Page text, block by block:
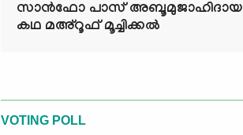
സാൻഫോ പാസ് അബൂമുജാഹിദായ
കഥ മഅ്റൂഫ് മൂച്ചിക്കല്‍
VOTING POLL